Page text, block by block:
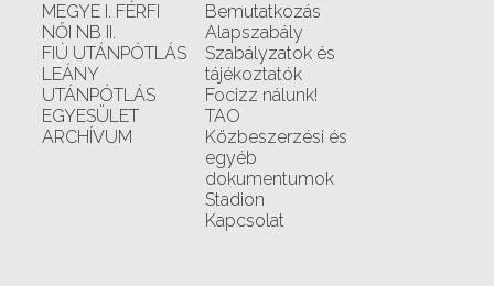
MEGYE I. FÉRFI
NŐI NB II.
FIÚ UTÁNPÓTLÁS
LEÁNY
UTÁNPÓTLÁS
EGYESÜLET
ARCHÍVUM
Bemutatkozás
Alapszabály
Szabályzatok és
tájékoztatók
Focizz nálunk!
TAO
Közbeszerzési és
egyéb
dokumentumok
Stadion
Kapcsolat